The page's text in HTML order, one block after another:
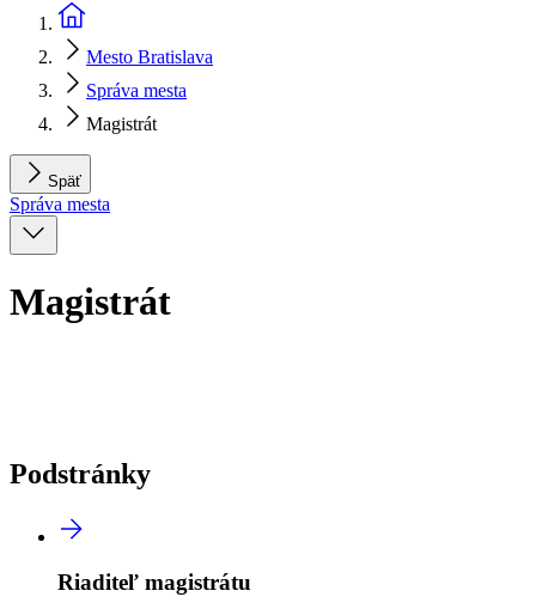
Mesto Bratislava
Správa mesta
Magistrát
Späť
Správa mesta
Magistrát
Podstránky
Riaditeľ magistrátu